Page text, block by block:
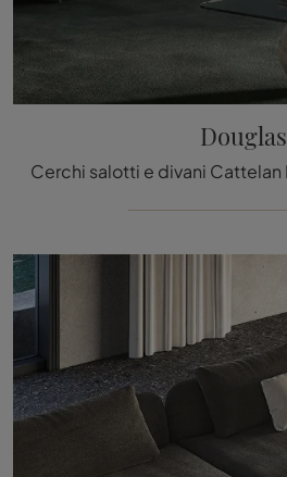
Douglas